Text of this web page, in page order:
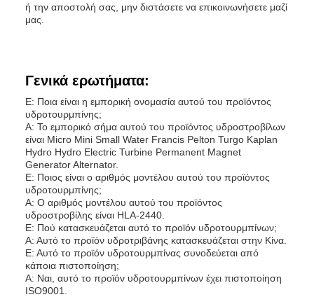
ή την αποστολή σας, μην διστάσετε να επικοινωνήσετε μαζί
μας.
Γενικά ερωτήματα:
Ε: Ποια είναι η εμπορική ονομασία αυτού του προϊόντος
υδροτουρμπίνης;
Α: Το εμπορικό σήμα αυτού του προϊόντος υδροστροβίλων
είναι Micro Mini Small Water Francis Pelton Turgo Kaplan
Hydro Hydro Electric Turbine Permanent Magnet
Generator Alternator.
Ε: Ποιος είναι ο αριθμός μοντέλου αυτού του προϊόντος
υδροτουρμπίνης;
Α: Ο αριθμός μοντέλου αυτού του προϊόντος
υδροστροβίλης είναι HLA-2440.
Ε: Πού κατασκευάζεται αυτό το προϊόν υδροτουρμπίνων;
Α: Αυτό το προϊόν υδροτριβάνης κατασκευάζεται στην Κίνα.
Ε: Αυτό το προϊόν υδροτουρμπίνας συνοδεύεται από
κάποια πιστοποίηση;
Α: Ναι, αυτό το προϊόν υδροτουρμπίνων έχει πιστοποίηση
ISO9001.